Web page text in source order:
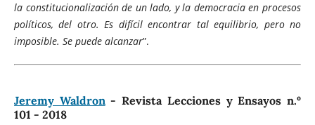
la constitucionalización de un lado, y la democracia en procesos
políticos, del otro. Es difícil encontrar tal equilibrio, pero no
imposible. Se puede alcanzar”.
Jeremy Waldron- Revista Lecciones y Ensayos n.º
101 - 2018